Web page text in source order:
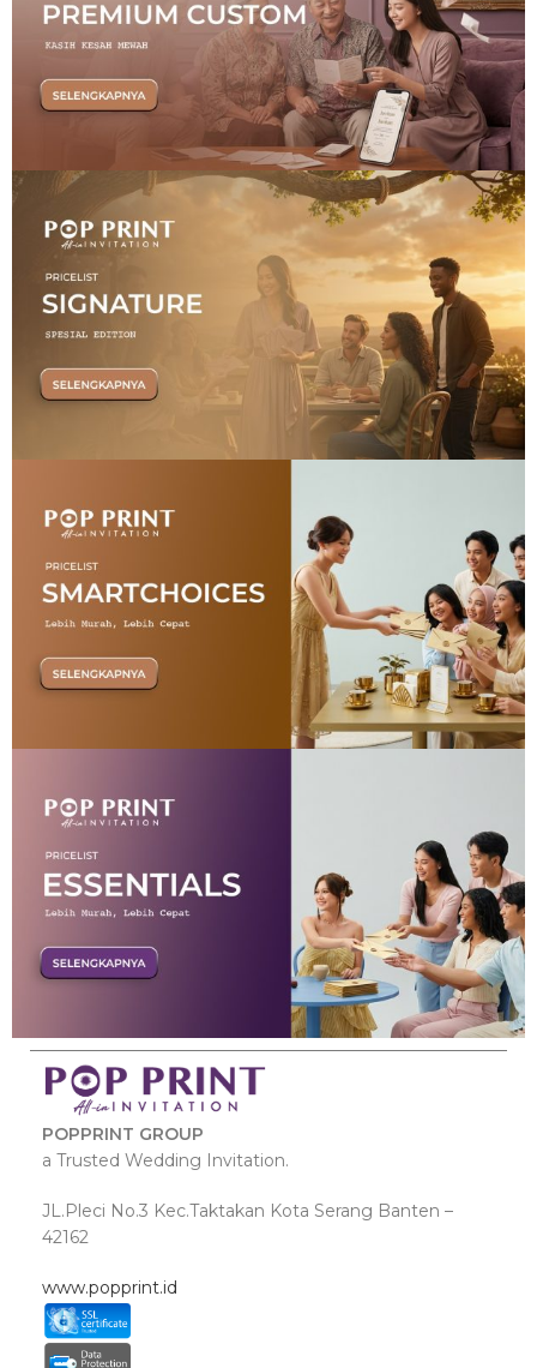
POPPRINT GROUP
a Trusted Wedding Invitation.
JL.Pleci No.3 Kec.Taktakan Kota Serang Banten –
42162
www.popprint.id